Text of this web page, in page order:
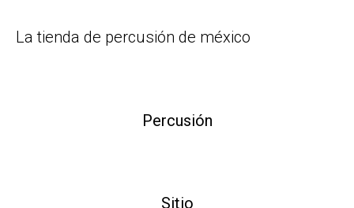
La tienda de percusión de méxico
Percusión
Sitio